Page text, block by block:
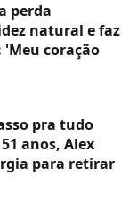
perda
natural e faz
coração
pra tudo
anos, Alex
para retirar